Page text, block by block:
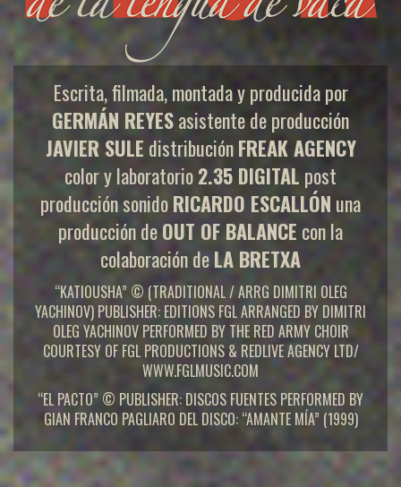
Escrita, filmada, montada y producida por
GERMÁN REYESasistente de producción
JAVIER SULE distribuciónFREAK AGENCY
color y laboratorio2.35 DIGITAL post
producción sonidoRICARDO ESCALLÓN una
producción deOUT OF BALANCE con la
colaboración deLA BRETXA
“KATIOUSHA” © (TRADITIONAL / ARRG DIMITRI OLEG
YACHINOV) PUBLISHER: EDITIONS FGL ARRANGED BY DIMITRI
OLEG YACHINOV PERFORMED BY THE RED ARMY CHOIR
COURTESY OF FGL PRODUCTIONS & REDLIVE AGENCY LTD/
WWW.FGLMUSIC.COM
“EL PACTO” © PUBLISHER: DISCOS FUENTES PERFORMED BY
GIAN FRANCO PAGLIARO DEL DISCO: “AMANTE MÍA” (1999)